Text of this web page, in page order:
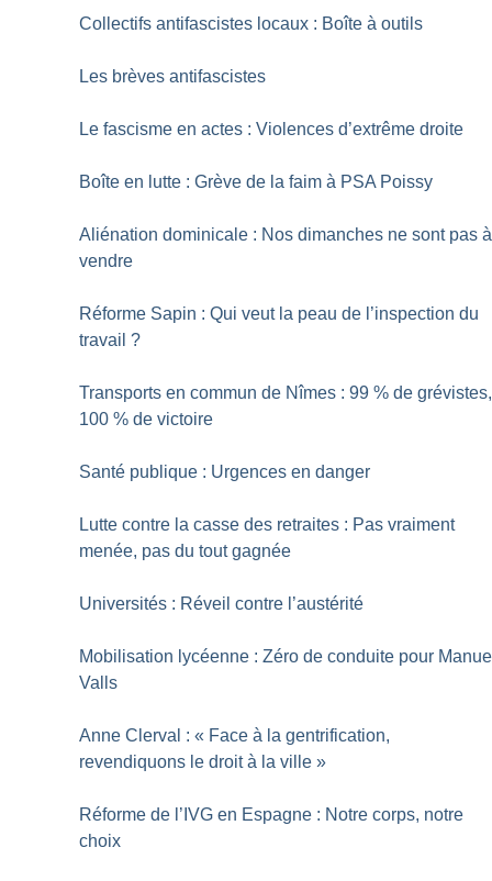
Collectifs antifascistes locaux : Boîte à outils
Les brèves antifascistes
Le fascisme en actes : Violences d’extrême droite
Boîte en lutte : Grève de la faim à PSA Poissy
Aliénation dominicale : Nos dimanches ne sont pas à
vendre
Réforme Sapin : Qui veut la peau de l’inspection du
travail ?
Transports en commun de Nîmes : 99 % de grévistes,
100 % de victoire
Santé publique : Urgences en danger
Lutte contre la casse des retraites : Pas vraiment
menée, pas du tout gagnée
Universités : Réveil contre l’austérité
Mobilisation lycéenne : Zéro de conduite pour
Valls
Anne Clerval : « Face à la gentrification,
revendiquons le droit à la ville »
Réforme de l’IVG en Espagne : Notre corps, notre
choix